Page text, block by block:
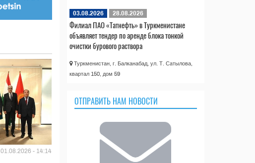
01.08.2026 - 14:14
03.08.2026 28.08.2026
Филиал ПАО «Татнефть» в Туркменистане
объявляет тендер по аренде блока тонкой
очистки бурового раствора
Туркменистан, г. Балканабад, ул. Т. Сатылова,
квартал 150, дом 59
ОТПРАВИТЬ НАМ НОВОСТИ